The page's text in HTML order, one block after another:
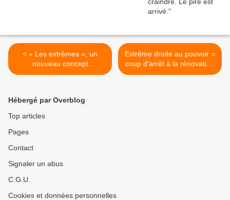
< « Les extrêmes », un
nouveau concept
mensonger qui vise à
Extrême droite au pouvoir =
coup d'arrêt à la rénovation
du centre-ville seynois ! >
Hébergé par Overblog
Top articles
Pages
Contact
Signaler un abus
C.G.U.
Cookies et données personnelles